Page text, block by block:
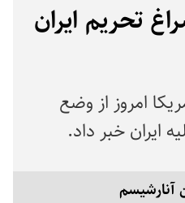
تحریم ایران
امروز از وضع
ایران خبر داد.
آنارشیسم